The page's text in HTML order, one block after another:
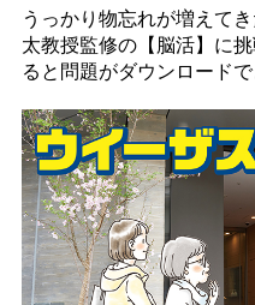
うっかり物忘れが増えて
太教授監修の【脳活】に
ると問題がダウンロードで